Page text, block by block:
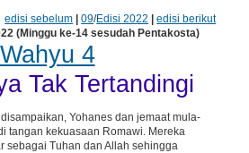
edisi sebelum |09/Edisi 2022 |edisi berikut
(Minggu ke-14 sesudah Pentakosta)
Wahyu 4
Tak Tertandingi
Yohanes dan jemaat mula-
tangan kekuasaan Romawi. Mereka
sebagai Tuhan dan Allah sehingga